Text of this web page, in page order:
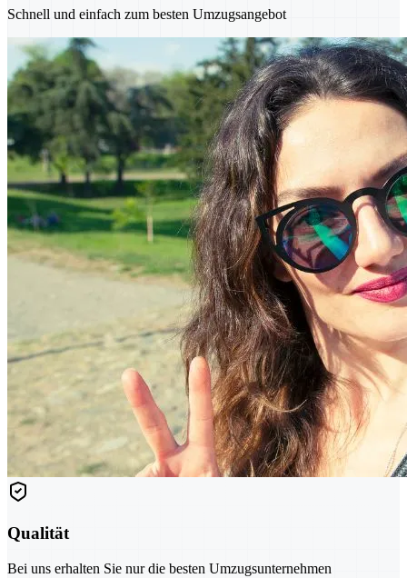
Schnell und einfach zum besten Umzugsangebot
Qualität
Bei uns erhalten Sie nur die besten Umzugsunternehmen